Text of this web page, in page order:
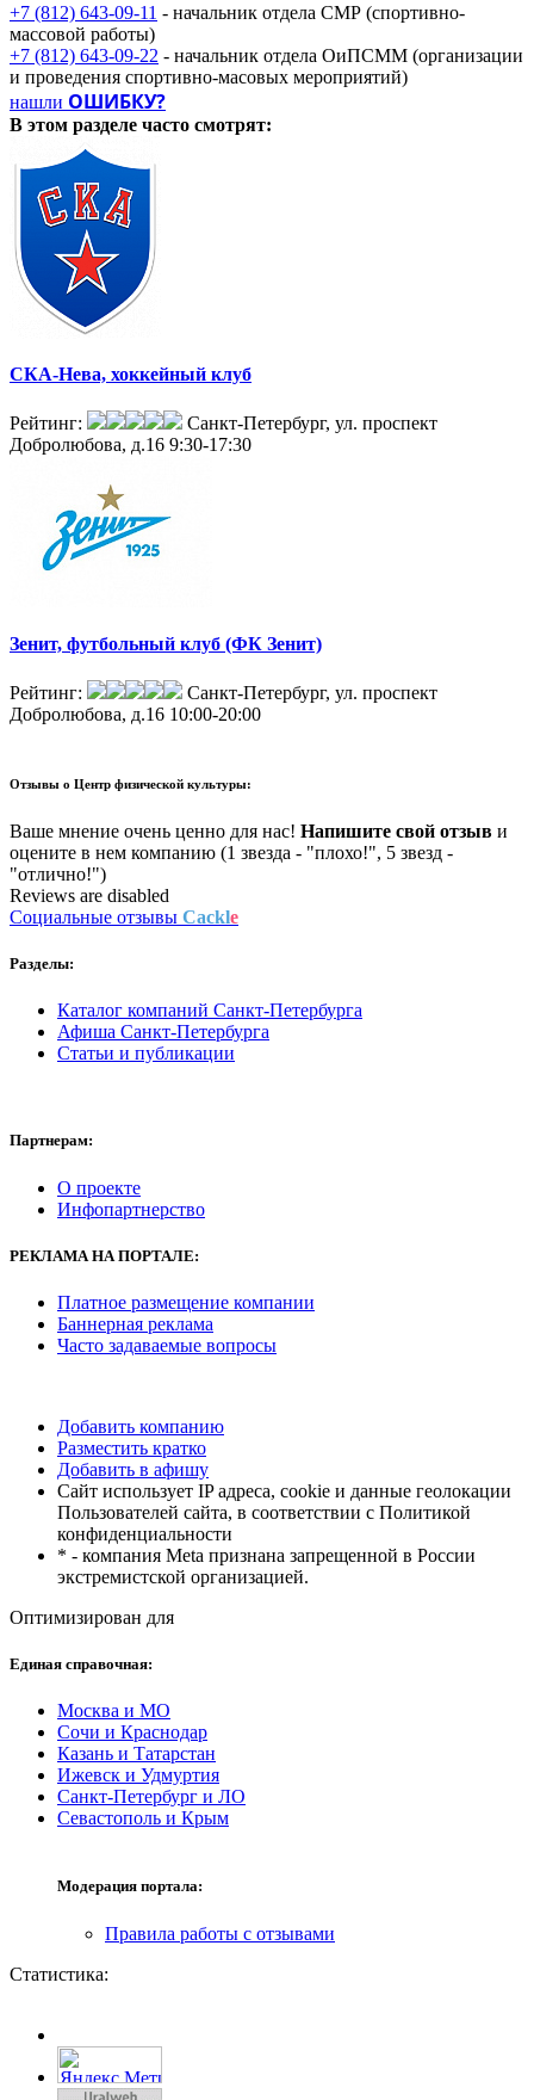
+7 (812) 643-09-11 - начальник отдела СМР (спортивно-
массовой работы)
+7 (812) 643-09-22 - начальник отдела ОиПСММ (организации
и проведения спортивно-масовых мероприятий)
нашли ОШИБКУ?
В этом разделе часто смотрят:
СКА-Нева, хоккейный клуб
Рейтинг:
Санкт-Петербург, ул. проспект
Добролюбова, д.16 9:30-17:30
Зенит, футбольный клуб (ФК Зенит)
Рейтинг:
Санкт-Петербург, ул. проспект
Добролюбова, д.16 10:00-20:00
Отзывы о Центр физической культуры:
Ваше мнение очень ценно для нас! Напишите свой отзыв и
оцените в нем компанию (1 звезда - "плохо!", 5 звезд -
"отлично!")
Reviews are disabled
Социальные отзывы Cackle
Разделы:
Каталог компаний Санкт-Петербурга
Афиша Санкт-Петербурга
Статьи и публикации
Партнерам:
О проекте
Инфопартнерство
РЕКЛАМА НА ПОРТАЛЕ:
Платное размещение компании
Баннерная реклама
Часто задаваемые вопросы
Добавить компанию
Разместить кратко
Добавить в афишу
Сайт использует IP адреса, cookie и данные геолокации
Пользователей сайта, в соответствии с Политикой
конфиденциальности
* - компания Meta признана запрещенной в России
экстремистской организацией.
Оптимизирован для
Единая справочная:
Москва и МО
Сочи и Краснодар
Казань и Татарстан
Ижевск и Удмуртия
Санкт-Петербург и ЛО
Севастополь и Крым
Модерация портала:
Правила работы с отзывами
Статистика: